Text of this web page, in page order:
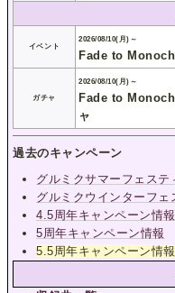
イベント
2026/08/10(月)～
Fade to
ガチャ
2026/08/10(月)～
Fade to
ャ
過去のキャンペーン
グルミクサマーフェステ
グルミクウインターフェ
4.5周年キャンペーン情報
5周年キャンペーン情報
5.5周年キャンペーン情報